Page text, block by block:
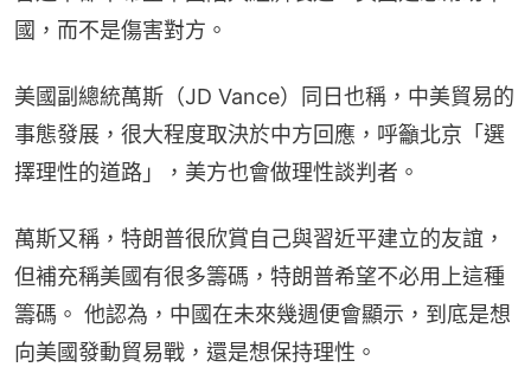
國，而不是傷害對方。
美國副總統萬斯（JD Vance）同日也稱，中美貿易的
事態發展，很大程度取決於中方回應，呼籲北京「選
擇理性的道路」，美方也會做理性談判者。
萬斯又稱，特朗普很欣賞自己與習近平建立的友誼，
但補充稱美國有很多籌碼，特朗普希望不必用上這種
籌碼。 他認為，中國在未來幾週便會顯示，到底是想
向美國發動貿易戰，還是想保持理性。